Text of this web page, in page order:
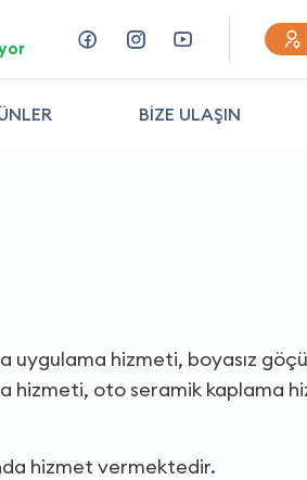
BİZE ULAŞIN
hizmeti, boyasız
hizmeti, oto seramik kaplama
hizmet vermektedir.